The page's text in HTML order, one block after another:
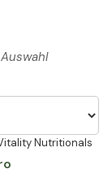
Nutritionals